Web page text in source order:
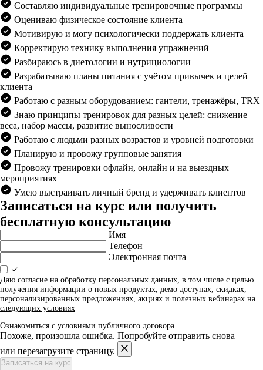
Составляю индивидуальные тренировочные программы
Оцениваю физическое состояние клиента
Мотивирую и могу психологически поддержать клиента
Корректирую технику выполнения упражнений
Разбираюсь в диетологии и нутрициологии
Разрабатываю планы питания с учётом привычек и целей
клиента
Работаю с разным оборудованием: гантели, тренажёры, TRX
Знаю принципы тренировок для разных целей: снижение
веса, набор массы, развитие выносливости
Работаю с людьми разных возрастов и уровней подготовки
Планирую и провожу групповые занятия
Провожу тренировки офлайн, онлайн и на выездных
мероприятиях
Умею выстраивать личный бренд и удерживать клиентов
Записаться на курс или получить
бесплатную консультацию
Имя
Телефон
Электронная почта
Даю согласие на обработку персональных данных, в том числе с целью
получения информации о новых продуктах, демо доступах, скидках,
персонализированных предложениях, акциях и полезных вебинарах на
следующих условиях
Ознакомиться с условиями публичного договора
Похоже, произошла ошибка. Попробуйте отправить снова
или перезагрузите страницу.
Записаться на курс